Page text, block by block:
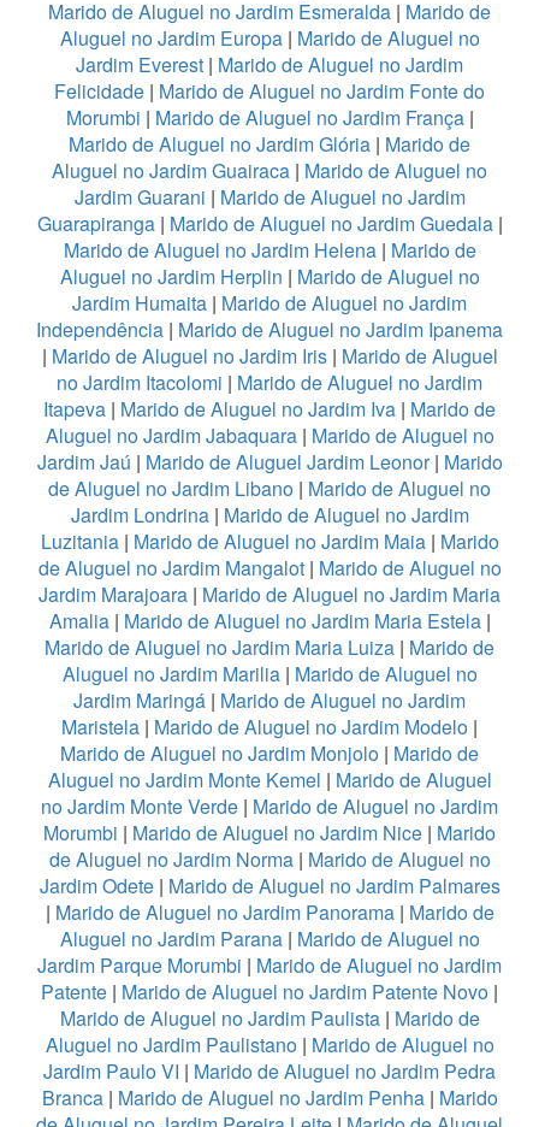
Marido de Aluguel no Jardim Esmeralda | Marido de
Aluguel no Jardim Europa| Marido de Aluguel no
Jardim Everest | Marido de Aluguel no Jardim
Felicidade | Marido de Aluguel no Jardim Fonte do
Morumbi | Marido de Aluguel no Jardim França|
Marido de Aluguel no Jardim Glória | Marido de
Aluguel no Jardim Guairaca | Marido de Aluguel no
Jardim Guarani | Marido de Aluguel no Jardim
Guarapiranga| Marido de Aluguel no Jardim Guedala|
Marido de Aluguel no Jardim Helena| Marido de
Aluguel no Jardim Herplin | Marido de Aluguel no
Jardim Humaita | Marido de Aluguel no Jardim
Independência | Marido de Aluguel no Jardim Ipanema
| Marido de Aluguel no Jardim Iris| Marido de Aluguel
no Jardim Itacolomi | Marido de Aluguel no Jardim
Itapeva | Marido de Aluguel no Jardim Iva | Marido de
Aluguel no Jardim Jabaquara| Marido de Aluguel no
Jardim Jaú | Marido de Aluguel Jardim Leonor| Marido
de Aluguel no Jardim Libano | Marido de Aluguel no
Jardim Londrina| Marido de Aluguel no Jardim
Luzitania| Marido de Aluguel no Jardim Maia| Marido
de Aluguel no Jardim Mangalot| Marido de Aluguel no
Jardim Marajoara | Marido de Aluguel no Jardim Maria
Amalia| Marido de Aluguel no Jardim Maria Estela|
Marido de Aluguel no Jardim Maria Luiza | Marido de
Aluguel no Jardim Marilia| Marido de Aluguel no
Jardim Maringá | Marido de Aluguel no Jardim
Maristela | Marido de Aluguel no Jardim Modelo |
Marido de Aluguel no Jardim Monjolo | Marido de
Aluguel no Jardim Monte Kemel | Marido de Aluguel
no Jardim Monte Verde | Marido de Aluguel no Jardim
Morumbi | Marido de Aluguel no Jardim Nice | Marido
de Aluguel no Jardim Norma| Marido de Aluguel no
Jardim Odete| Marido de Aluguel no Jardim Palmares
| Marido de Aluguel no Jardim Panorama| Marido de
Aluguel no Jardim Parana| Marido de Aluguel no
Jardim Parque Morumbi | Marido de Aluguel no Jardim
Patente | Marido de Aluguel no Jardim Patente Novo |
Marido de Aluguel no Jardim Paulista| Marido de
Aluguel no Jardim Paulistano| Marido de Aluguel no
Jardim Paulo VI | Marido de Aluguel no Jardim Pedra
Branca| Marido de Aluguel no Jardim Penha| Marido